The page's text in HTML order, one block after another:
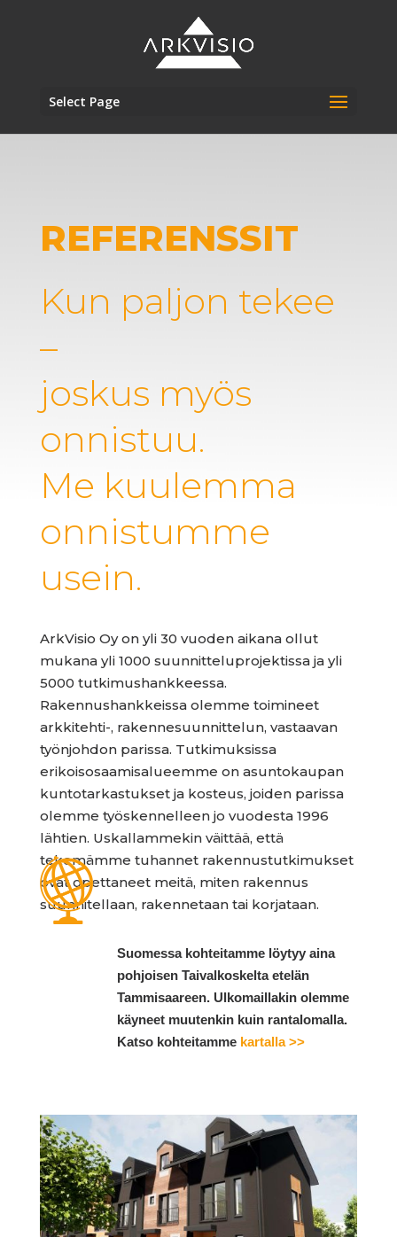
Select Page
REFERENSSIT
Kun paljon tekee
–
joskus myös
onnistuu.
Me kuulemma
onnistumme
usein.
ArkVisio Oy on yli 30 vuoden aikana ollut
mukana yli 1000 suunnittelu­projektissa ja yli
5000 tutkimus­hankkeessa.
Rakennushankkeissa olemme toimineet
arkkitehti-, rakennesuunnittelun, vastaavan
työnjohdon parissa. Tutkimuksissa
erikoisosaamisalueemme on asuntokaupan
kuntotarkastukset ja kosteus, joiden parissa
olemme työskennelleen jo vuodesta 1996
lähtien. Uskallammekin väittää, että
tekemämme tuhannet rakennus­tutkimukset
ovat opettaneet meitä, miten rakennus
suunnitellaan, rakennetaan tai korjataan.
Suomessa kohteitamme löytyy aina
pohjoisen Taivalkoskelta etelän
Tammisaareen. Ulkomaillakin olemme
käyneet muutenkin kuin rantalomalla.
Katso kohteitamme kartalla >>